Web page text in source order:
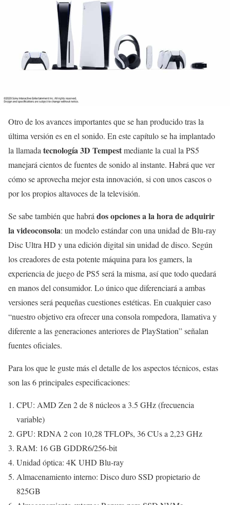
Otro de los avances importantes que se han producido tras la
última versión es en el sonido. En este capítulo se ha implantado
la llamada tecnología 3D Tempestmediante la cual la PS5
manejará cientos de fuentes de sonido al instante. Habrá que ver
cómo se aprovecha mejor esta innovación, si con unos cascos o
por los propios altavoces de la televisión.
Se sabe también que habrá dos opciones a la hora de adquirir
la videoconsola: un modelo estándar con una unidad de Blu-ray
Disc Ultra HD y una edición digital sin unidad de disco. Según
los creadores de esta potente máquina para los gamers, la
experiencia de juego de PS5 será la misma, así que todo quedará
en manos del consumidor. Lo único que diferenciará a ambas
versiones será pequeñas cuestiones estéticas. En cualquier caso
“nuestro objetivo era ofrecer una consola rompedora, llamativa y
diferente a las generaciones anteriores de PlayStation” señalan
fuentes oficiales.
Para los que le guste más el detalle de los aspectos técnicos, estas
son las 6 principales especificaciones:
CPU: AMD Zen 2 de 8 núcleos a 3.5 GHz (frecuencia
variable)
GPU: RDNA 2 con 10,28 TFLOPs, 36 CUs a 2,23 GHz
RAM: 16 GB GDDR6/256-bit
Unidad óptica: 4K UHD Blu-ray
Almacenamiento interno: Disco duro SSD propietario de
825GB